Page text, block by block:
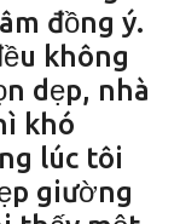
đồng ý.
không
dẹp, nhà
khó
lúc tôi
giường